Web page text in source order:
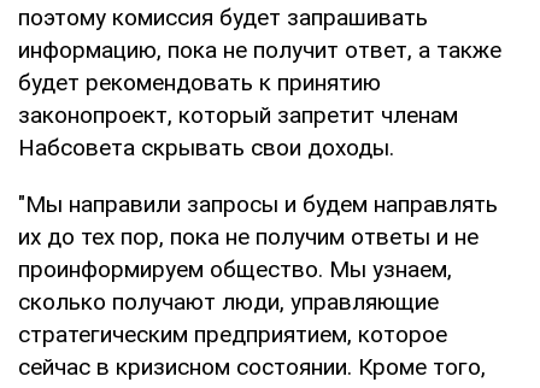
поэтому комиссия будет запрашивать
информацию, пока не получит ответ, а также
будет рекомендовать к принятию
законопроект, который запретит членам
Набсовета скрывать свои доходы.
"Мы направили запросы и будем направлять
их до тех пор, пока не получим ответы и не
проинформируем общество. Мы узнаем,
сколько получают люди, управляющие
стратегическим предприятием, которое
сейчас в кризисном состоянии. Кроме того,